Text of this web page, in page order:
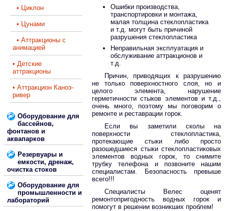
• Циклон
• Цунами
• Аттракционы с
анимацией
• Детские
аттракционы
• Аттракцион Каноэ-
ривер
Оборудование для
бассейнов,
фонтанов и
аквапарков
Резервуары и
емкости, дренаж,
очистка стоков
Оборудование для
промышленности и
лабораторий
Ошибки производства,
транспортировки и монтажа,
малая толщина стеклопластика
и т.д. могут быть причиной
разрушения стеклопластика
Неправильная эксплуатация и
обслуживание аттракционов и
т.д.
Причин, приводящих к разрушению
не только поверхностного слоя, но и
целого элемента, нарушение
герметичности стыков элементов и т.д.,
очень много, поэтому мы поговорим о
ремонте и реставрации горок.
Если вы заметили сколы на
поверхности стеклопластика,
протекающие стыки либо просто
разошедшиеся стыки стеклопластиковых
элементов водных горок, то снимите
трубку телефона и позвоните нашим
специалистам. Безопасность превыше
всего!!!
Специалисты Велес оценят
ремонтопригодность водных горок и
помогут в решении возникших проблем!